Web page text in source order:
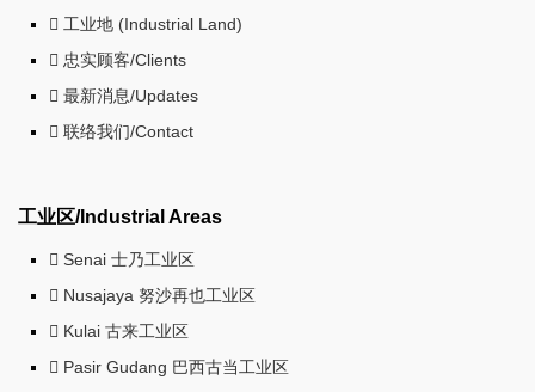
工业地 (Industrial Land)
忠实顾客/Clients
最新消息/Updates
联络我们/Contact
工业区/Industrial Areas
Senai 士乃工业区
Nusajaya 努沙再也工业区
Kulai 古来工业区
Pasir Gudang 巴西古当工业区